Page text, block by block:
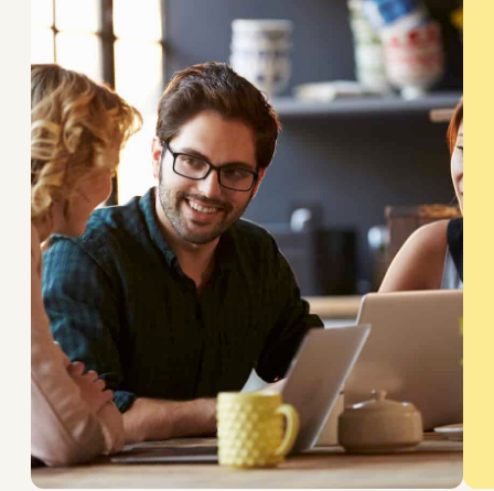
externe
ou
en
interne,
appuyez-
vous
sur
la
cooptation
pour
recruter